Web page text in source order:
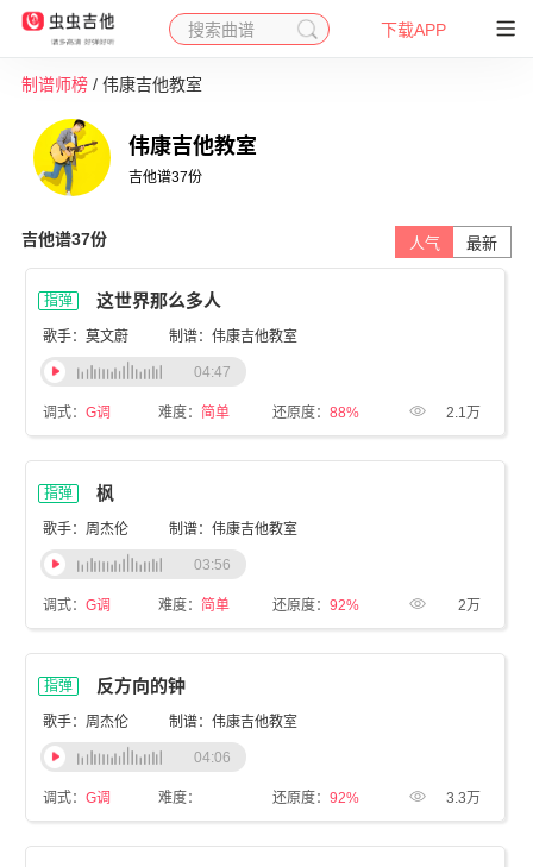
搜索曲谱 下载APP
制谱师榜/ 伟康吉他教室
伟康吉他教室
吉他谱37份
吉他谱37份 人气 最新
指弹 这世界那么多人
歌手：莫文蔚 制谱：伟康吉他教室
调式：G调 难度： 简单 还原度：88% 2.1万
04:47
指弹 枫
歌手：周杰伦 制谱：伟康吉他教室
调式：G调 难度： 简单 还原度：92% 2万
03:56
指弹 反方向的钟
歌手：周杰伦 制谱：伟康吉他教室
调式：G调 难度： 还原度：92% 3.3万
04:06